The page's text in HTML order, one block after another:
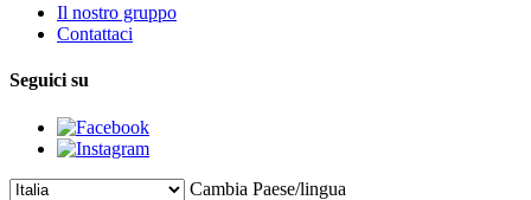
Il nostro gruppo
Contattaci
Seguici su
Cambia Paese/lingua